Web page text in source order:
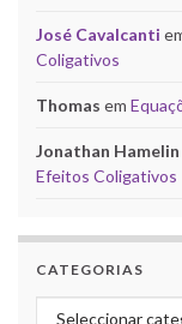
José Cavalcanti
Coligativos
Thomas em
Jonathan
Efeitos Coligativos
CATEGORIAS
Categorias